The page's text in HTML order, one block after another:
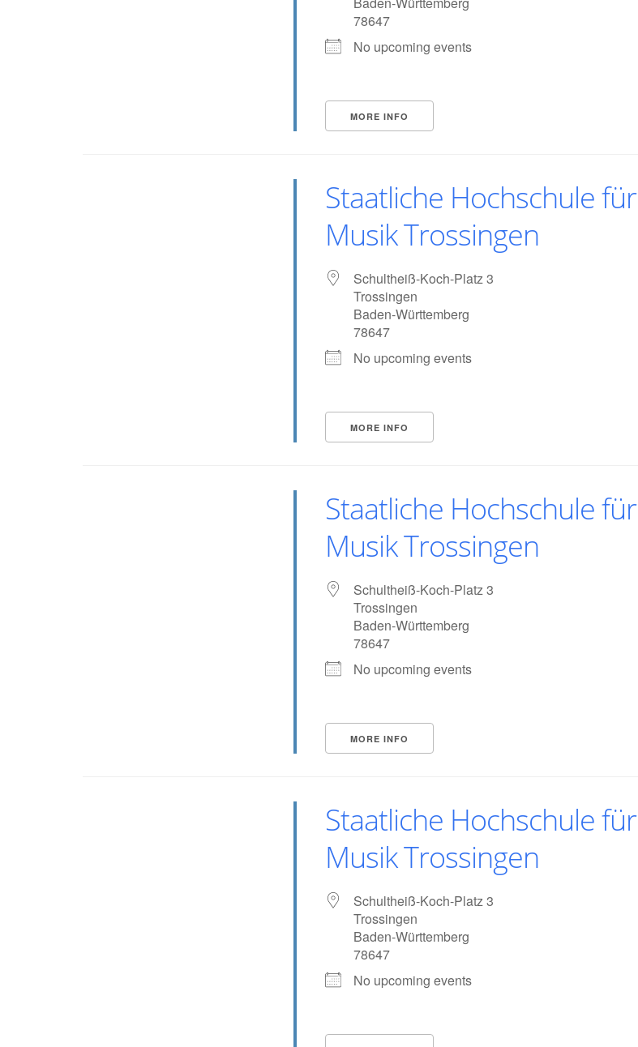
78647
No upcoming events
MORE INFO
Staatliche Hochschule für
Musik Trossingen
Schultheiß-Koch-Platz 3
Trossingen
Baden-Württemberg
78647
No upcoming events
MORE INFO
Staatliche Hochschule für
Musik Trossingen
Schultheiß-Koch-Platz 3
Trossingen
Baden-Württemberg
78647
No upcoming events
MORE INFO
Staatliche Hochschule für
Musik Trossingen
Schultheiß-Koch-Platz 3
Trossingen
Baden-Württemberg
78647
No upcoming events